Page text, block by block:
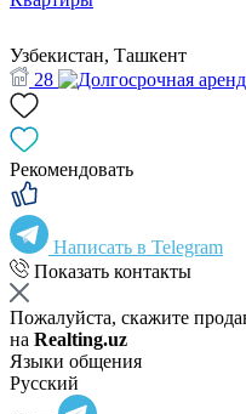
Узбекистан, Ташкент
28
Рекомендовать
Написать в Telegram
Показать контакты
Пожалуйста, скажите
на Realting.uz
Языки общения
Русский